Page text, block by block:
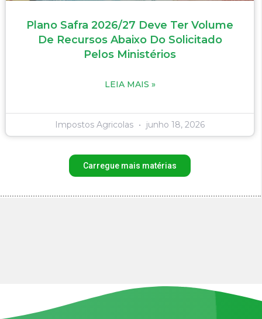
Plano Safra 2026/27 Deve Ter Volume
De Recursos Abaixo Do Solicitado
Pelos Ministérios
LEIA MAIS »
Impostos Agricolas junho 18, 2026
Carregue mais matérias